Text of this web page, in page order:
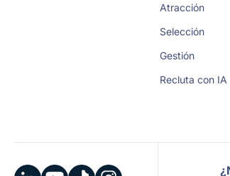
Atracción
Selección
Gestión
Recluta con IA